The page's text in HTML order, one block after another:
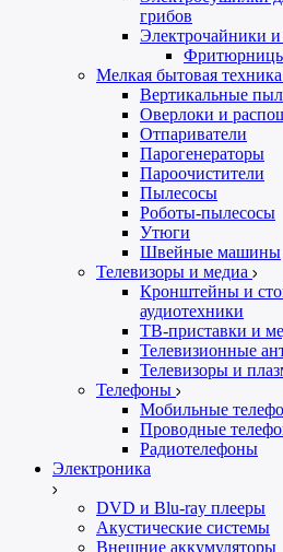
грибов
Электрочайники
Мелкая бытовая техника
Вертикальные
Оверлоки и
Отпариватели
Парогенераторы
Пароочистители
Пылесосы
Роботы-пылесосы
Утюги
Швейные машины
Телевизоры и медиа
Кронштейны и
аудиотехники
ТВ-приставки и
Телевизионные
Телевизоры и
Телефоны
Мобильные
Проводные
Радиотелефоны
Электроника
DVD и Blu-ray плееры
Акустические системы
Внешние аккумуляторы